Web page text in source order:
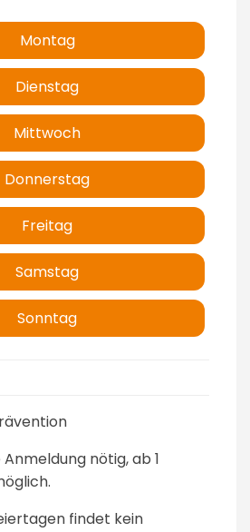
Montag
Dienstag
Mittwoch
Donnerstag
Freitag
Samstag
Sonntag
nötig, ab 1
findet kein